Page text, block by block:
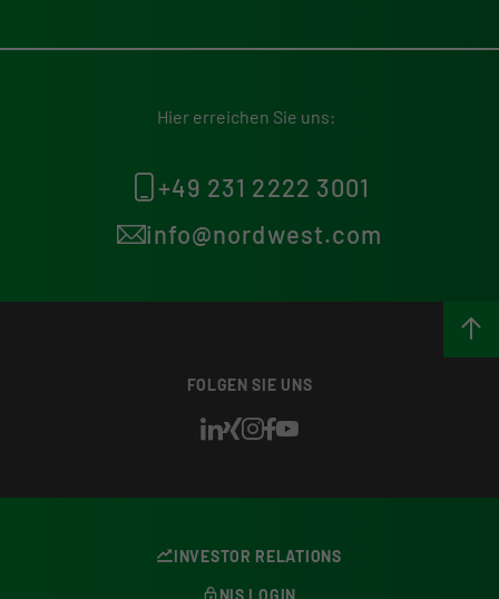
Hier erreichen Sie uns:
+49 231 2222 3001
info@nordwest.com
FOLGEN SIE UNS
INVESTOR RELATIONS
NIS LOGIN